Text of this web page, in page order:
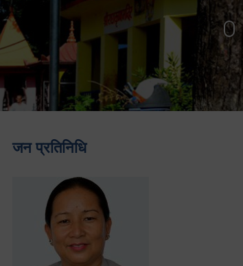
जन प्रतिनिधि